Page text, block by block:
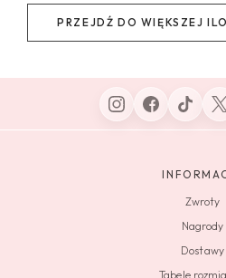
PRZEJDŹ DO WIĘKSZEJ
Zwroty
Nagrody
Dostawy
Tabele